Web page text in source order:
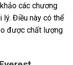
các chương
lý. Điều này có thể
được chất lượng